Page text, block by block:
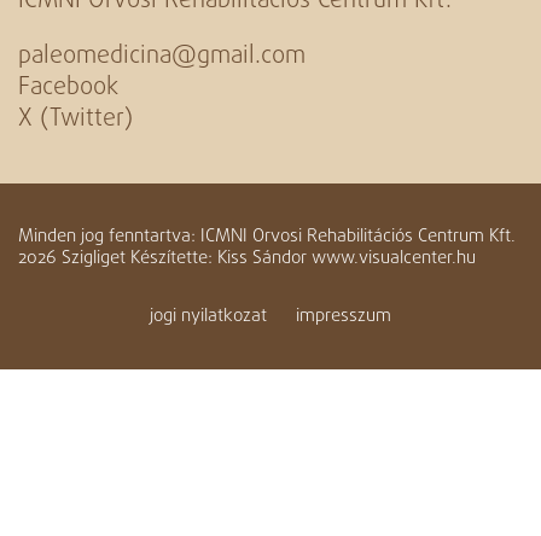
paleomedicina@gmail.com
Facebook
X (Twitter)
Minden jog fenntartva: ICMNI Orvosi Rehabilitációs Centrum Kft.
2026 Szigliget Készítette: Kiss Sándor www.visualcenter.hu
jogi nyilatkozat impresszum